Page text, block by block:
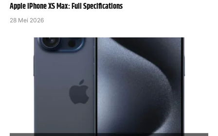
Apple iPhone XS Max: Full Specifications
28 Mei 2026